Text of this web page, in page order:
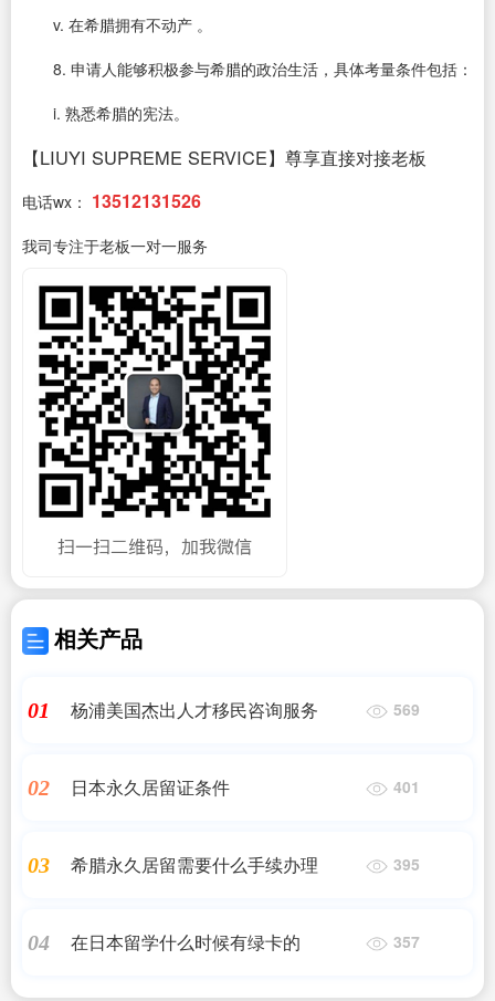
v. 在希腊拥有不动产 。
8. 申请人能够积极参与希腊的政治生活，具体考量条件包括：
i. 熟悉希腊的宪法。
【LIUYI SUPREME SERVICE】尊享直接对接老板
电话wx： 13512131526
我司专注于老板一对一服务
相关产品
01 杨浦美国杰出人才移民咨询服务 569
02 日本永久居留证条件 401
03 希腊永久居留需要什么手续办理 395
04 在日本留学什么时候有绿卡的 357